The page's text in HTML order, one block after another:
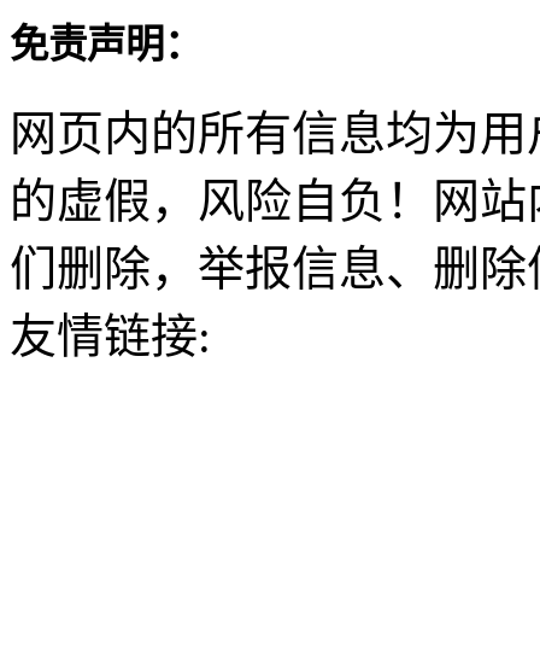
免责声明：
网页内的所有信息均为
的虚假，风险自负！网
们删除，举报信息、删
友情链接: